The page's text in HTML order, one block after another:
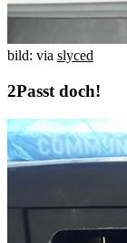
bild: via slyced
Passt doch!